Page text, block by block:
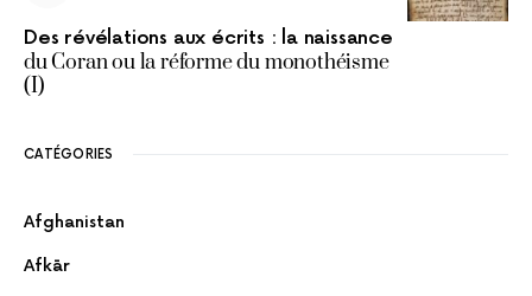
Des révélations aux écrits : la naissance
du Coran ou la réforme du monothéisme
(I)
CATÉGORIES
Afghanistan
Afkār